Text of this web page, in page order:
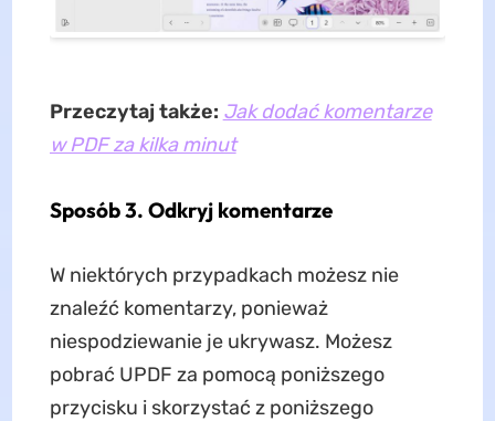
Przeczytaj także: Jak dodać komentarze
w PDF za kilka minut
Sposób 3. Odkryj komentarze
W niektórych przypadkach możesz nie
znaleźć komentarzy, ponieważ
niespodziewanie je ukrywasz. Możesz
pobrać UPDF za pomocą poniższego
przycisku i skorzystać z poniższego